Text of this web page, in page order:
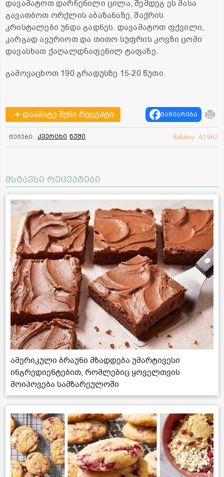
დავამატოთ დარჩენილი ცილა, შემდეგ ეს მასა
გავათბოთ ორქლის აბაზანაზე, შაქრის
კრისტალები უნდა გადნეს. დავამატოთ ფქვილი,
კარგად ავურიოთ და თითო სუფრის კოვზი ცომი
დავასხათ ქაღალდჩაფენილ ტაფაზე.
გამოვაცხოთ 190 გრადუსზე 15-20 წუთი.
დაამატე შენი რეცეპტი გაზიარება
ტეგები: კვერცხი ნუში ნანახია: 41962
მსგავსი რეცეპტები
ამერიკული ბრაუნი მზადდება უმარტივესი
ინგრედიენტებით, რომლებიც ყოველთვის
მოიპოვება სამზარეულოში